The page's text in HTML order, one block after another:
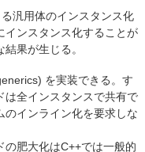
汎用体のインスタンス化
インスタンス化することが
果が生じる。
を実装できる。す
は全インスタンスで共有で
のインライン化を要求しな
の肥大化はC++では一般的